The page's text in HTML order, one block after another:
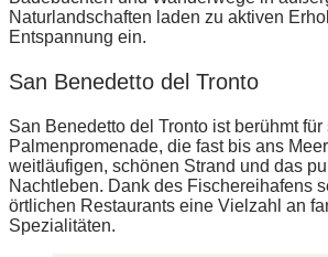
Naturlandschaften laden zu aktiven
Entspannung ein.
San Benedetto del Tronto
San Benedetto del Tronto ist berühmt für
Palmenpromenade, die fast bis ans
weitläufigen, schönen Strand und das
Nachtleben. Dank des Fischereihafens
örtlichen Restaurants eine Vielzahl an
Spezialitäten.